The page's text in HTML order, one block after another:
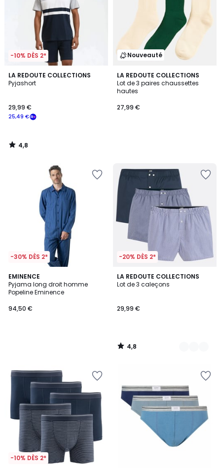
-10% DÈS 2*
LA REDOUTE COLLECTIONS
Pyjashort
25,49 €
29,99 €
4,8
/ 5
4,8
/
Nouveauté
LA REDOUTE COLLECTIONS
Lot de 3 paires chaussettes
hautes
27,99 €
-30% DÈS 2*
EMINENCE
Pyjama long droit homme
Popeline Eminence
94,50 €
-20% DÈS 2*
LA REDOUTE COLLECTIONS
Lot de 3 caleçons
29,99 €
4,8
/ 5
2
Couleurs
4,8
/
-10% DÈS 2*